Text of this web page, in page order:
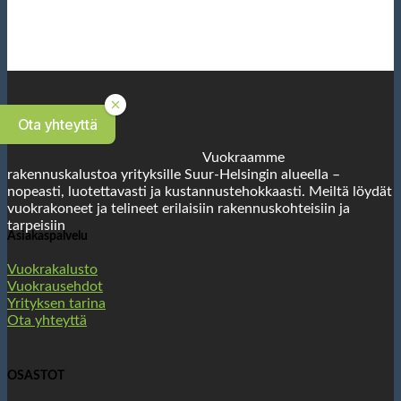
Vuokraamme
rakennuskalustoa yrityksille Suur-Helsingin alueella –
nopeasti, luotettavasti ja kustannustehokkaasti. Meiltä löydät
vuokrakoneet ja telineet erilaisiin rakennuskohteisiin ja
tarpeisiin
Asiakaspalvelu
Vuokrakalusto
Vuokrausehdot
Yrityksen tarina
Ota yhteyttä
OSASTOT
Ota yhteyttä